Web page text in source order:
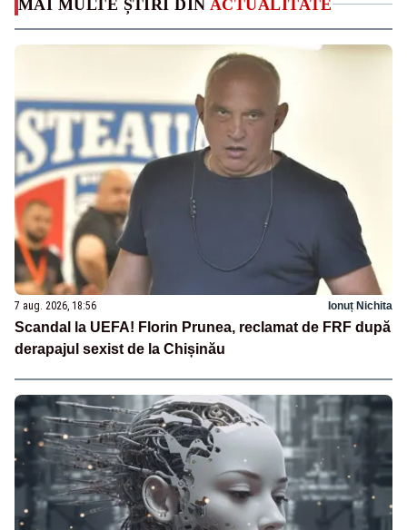
MAI MULTE ȘTIRI DIN ACTUALITATE
7 aug. 2026, 18:56 Ionuț Nichita
Scandal la UEFA! Florin Prunea, reclamat de FRF după
derapajul sexist de la Chișinău